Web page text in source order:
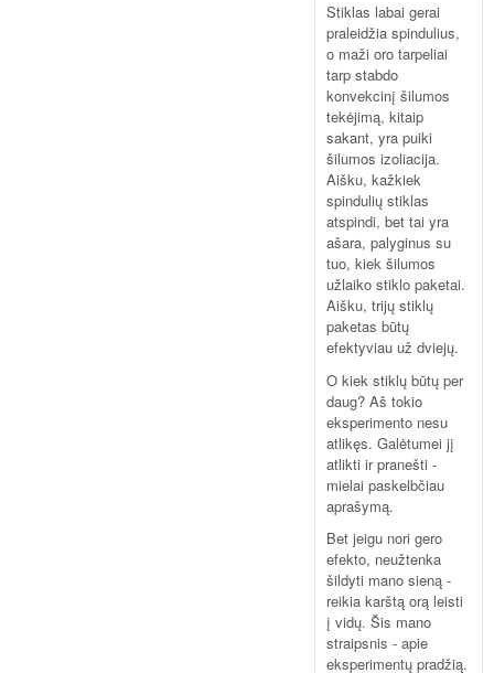
Stiklas labai gerai
praleidžia spindulius,
o maži oro tarpeliai
tarp stabdo
konvekcinį šilumos
tekėjimą, kitaip
sakant, yra puiki
šilumos izoliacija.
Aišku, kažkiek
spindulių stiklas
atspindi, bet tai yra
ašara, palyginus su
tuo, kiek šilumos
užlaiko stiklo paketai.
Aišku, trijų stiklų
paketas būtų
efektyviau už dviejų.
O kiek stiklų būtų per
daug? Aš tokio
eksperimento nesu
atlikęs. Galėtumei jį
atlikti ir pranešti -
mielai paskelbčiau
aprašymą.
Bet jeigu nori gero
efekto, neužtenka
šildyti mano sieną -
reikia karštą orą leisti
į vidų. Šis mano
straipsnis - apie
eksperimentų pradžią.